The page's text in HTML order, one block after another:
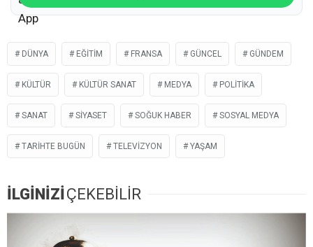
DÜNYA EĞITIM FRANSA GÜNCEL GÜNDEM
KÜLTÜR KÜLTÜR SANAT MEDYA POLITIKA
SANAT SIYASET SOĞUK HABER SOSYAL MEDYA
TARIHTE BUGÜN TELEVIZYON YAŞAM
İLGİNİZİÇEKEBİLİR